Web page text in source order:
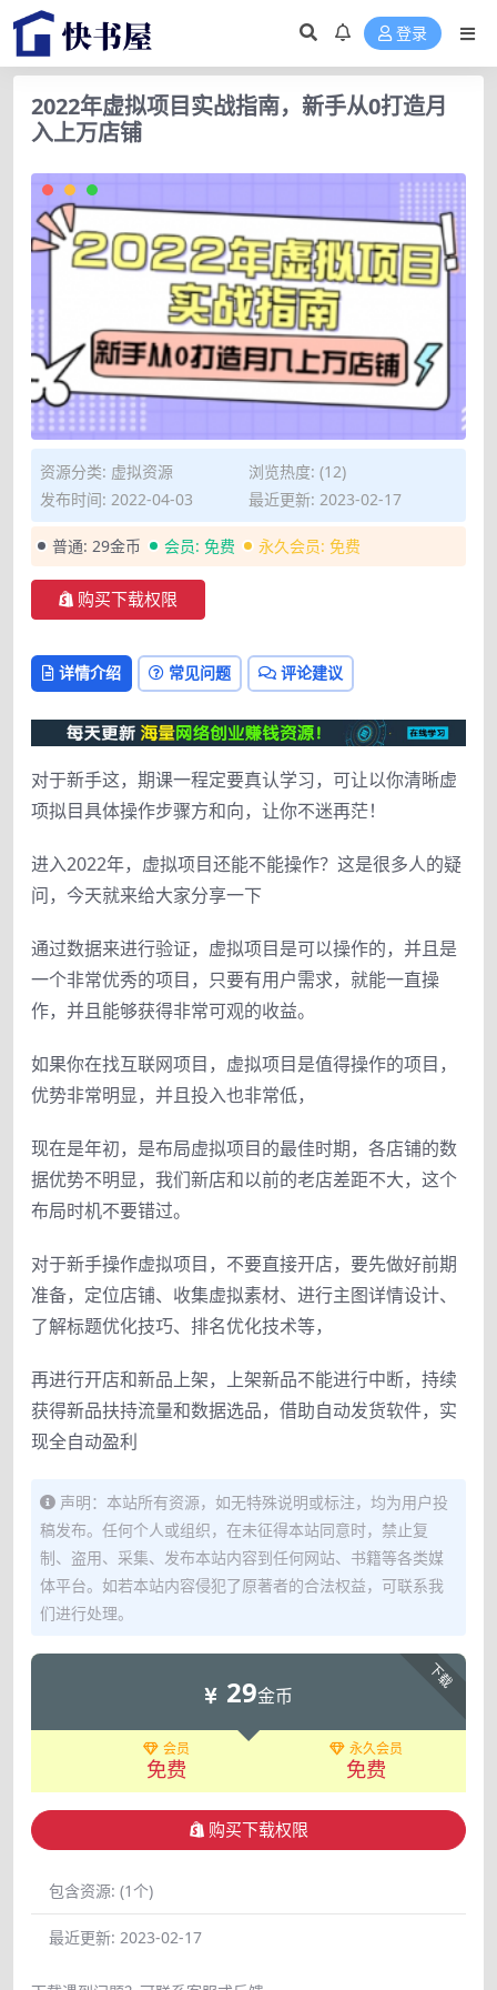
登录
2022年虚拟项目实战指南，新手从0打造月
入上万店铺
资源分类: 虚拟资源
浏览热度: (12)
发布时间: 2022-04-03
最近更新: 2023-02-17
普通: 29金币 会员: 免费 永久会员: 免费
购买下载权限
详情介绍 常见问题 评论建议
对于新手这，期课一程定要真认学习，可让以你清晰虚
项拟目具体操作步骤方和向，让你不迷再茫！
进入2022年，虚拟项目还能不能操作？这是很多人的疑
问，今天就来给大家分享一下
通过数据来进行验证，虚拟项目是可以操作的，并且是
一个非常优秀的项目，只要有用户需求，就能一直操
作，并且能够获得非常可观的收益。
如果你在找互联网项目，虚拟项目是值得操作的项目，
优势非常明显，并且投入也非常低，
现在是年初，是布局虚拟项目的最佳时期，各店铺的数
据优势不明显，我们新店和以前的老店差距不大，这个
布局时机不要错过。
对于新手操作虚拟项目，不要直接开店，要先做好前期
准备，定位店铺、收集虚拟素材、进行主图详情设计、
了解标题优化技巧、排名优化技术等，
再进行开店和新品上架，上架新品不能进行中断，持续
获得新品扶持流量和数据选品，借助自动发货软件，实
现全自动盈利
声明：本站所有资源，如无特殊说明或标注，均为用户投
稿发布。任何个人或组织，在未征得本站同意时，禁止复
制、盗用、采集、发布本站内容到任何网站、书籍等各类媒
体平台。如若本站内容侵犯了原著者的合法权益，可联系我
们进行处理。
下载
29金币
会员
免费
永久会员
免费
购买下载权限
包含资源: (1个)
最近更新: 2023-02-17